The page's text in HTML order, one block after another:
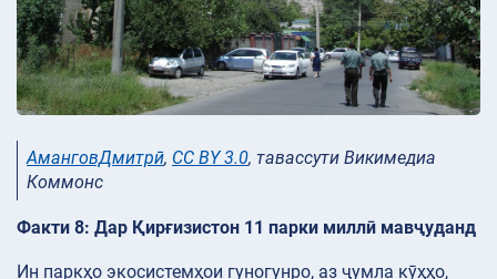
АманговДмитрӣ, CC BY 3.0, тавассути Викимедиа
Коммонс
Факти 8: Дар Қирғизистон 11 парки миллӣ мавҷуданд
Ин паркҳо экосистемҳои гуногунро, аз ҷумла кӯҳҳо,